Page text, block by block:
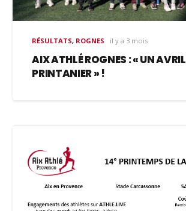
RÉSULTATS, ROGNES il y a 3 mois
AIX ATHLÉ ROGNES : « UN AVRIL
PRINTANIER » !